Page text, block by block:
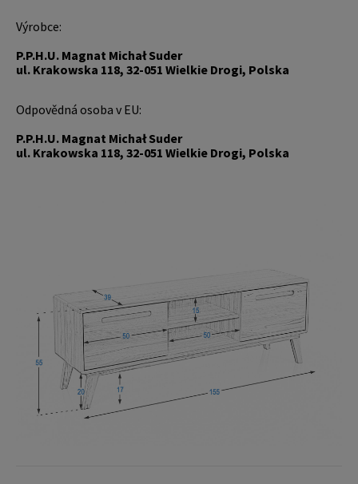
Výrobce:
P.P.H.U. Magnat Michał Suder
ul. Krakowska 118, 32-051 Wielkie Drogi, Polska
Odpovědná osoba v EU:
P.P.H.U. Magnat Michał Suder
ul. Krakowska 118, 32-051 Wielkie Drogi, Polska